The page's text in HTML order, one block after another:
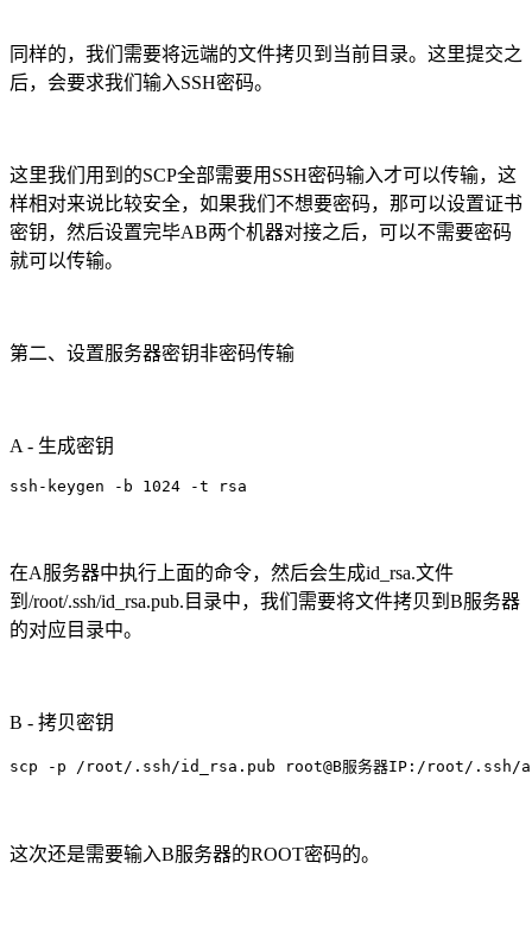
同样的，我们需要将远端的文件拷贝到当前目录。这里提交之
后，会要求我们输入SSH密码。
这里我们用到的SCP全部需要用SSH密码输入才可以传输，这
样相对来说比较安全，如果我们不想要密码，那可以设置证书
密钥，然后设置完毕AB两个机器对接之后，可以不需要密码
就可以传输。
第二、设置服务器密钥非密码传输
A - 生成密钥
ssh-keygen -b 1024 -t rsa
在A服务器中执行上面的命令，然后会生成id_rsa.文件
到/root/.ssh/id_rsa.pub.目录中，我们需要将文件拷贝到B服务器
的对应目录中。
B - 拷贝密钥
scp -p /root/.ssh/id_rsa.pub root@B服务器IP:/root/.ssh/
这次还是需要输入B服务器的ROOT密码的。